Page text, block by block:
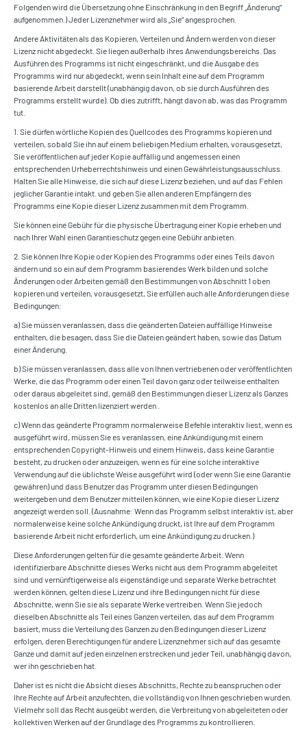
Folgenden wird die Übersetzung ohne Einschränkung in den Begriff „Änderung“
aufgenommen.) Jeder Lizenznehmer wird als „Sie“ angesprochen.
Andere Aktivitäten als das Kopieren, Verteilen und Ändern werden von dieser
Lizenz nicht abgedeckt. Sie liegen außerhalb ihres Anwendungsbereichs. Das
Ausführen des Programms ist nicht eingeschränkt, und die Ausgabe des
Programms wird nur abgedeckt, wenn sein Inhalt eine auf dem Programm
basierende Arbeit darstellt (unabhängig davon, ob sie durch Ausführen des
Programms erstellt wurde). Ob dies zutrifft, hängt davon ab, was das Programm
tut.
1. Sie dürfen wörtliche Kopien des Quellcodes des Programms kopieren und
verteilen, sobald Sie ihn auf einem beliebigen Medium erhalten, vorausgesetzt,
Sie veröffentlichen auf jeder Kopie auffällig und angemessen einen
entsprechenden Urheberrechtshinweis und einen Gewährleistungsausschluss.
Halten Sie alle Hinweise, die sich auf diese Lizenz beziehen, und auf das Fehlen
jeglicher Garantie intakt. und geben Sie allen anderen Empfängern des
Programms eine Kopie dieser Lizenz zusammen mit dem Programm.
Sie können eine Gebühr für die physische Übertragung einer Kopie erheben und
nach Ihrer Wahl einen Garantieschutz gegen eine Gebühr anbieten.
2. Sie können Ihre Kopie oder Kopien des Programms oder eines Teils davon
ändern und so ein auf dem Programm basierendes Werk bilden und solche
Änderungen oder Arbeiten gemäß den Bestimmungen von Abschnitt 1 oben
kopieren und verteilen, vorausgesetzt, Sie erfüllen auch alle Anforderungen diese
Bedingungen:
a) Sie müssen veranlassen, dass die geänderten Dateien auffällige Hinweise
enthalten, die besagen, dass Sie die Dateien geändert haben, sowie das Datum
einer Änderung.
b) Sie müssen veranlassen, dass alle von Ihnen vertriebenen oder veröffentlichten
Werke, die das Programm oder einen Teil davon ganz oder teilweise enthalten
oder daraus abgeleitet sind, gemäß den Bestimmungen dieser Lizenz als Ganzes
kostenlos an alle Dritten lizenziert werden .
c) Wenn das geänderte Programm normalerweise Befehle interaktiv liest, wenn es
ausgeführt wird, müssen Sie es veranlassen, eine Ankündigung mit einem
entsprechenden Copyright-Hinweis und einem Hinweis, dass keine Garantie
besteht, zu drucken oder anzuzeigen, wenn es für eine solche interaktive
Verwendung auf die üblichste Weise ausgeführt wird (oder wenn Sie eine Garantie
gewähren) und dass Benutzer das Programm unter diesen Bedingungen
weitergeben und dem Benutzer mitteilen können, wie eine Kopie dieser Lizenz
angezeigt werden soll. (Ausnahme: Wenn das Programm selbst interaktiv ist, aber
normalerweise keine solche Ankündigung druckt, ist Ihre auf dem Programm
basierende Arbeit nicht erforderlich, um eine Ankündigung zu drucken.)
Diese Anforderungen gelten für die gesamte geänderte Arbeit. Wenn
identifizierbare Abschnitte dieses Werks nicht aus dem Programm abgeleitet
sind und vernünftigerweise als eigenständige und separate Werke betrachtet
werden können, gelten diese Lizenz und ihre Bedingungen nicht für diese
Abschnitte, wenn Sie sie als separate Werke vertreiben. Wenn Sie jedoch
dieselben Abschnitte als Teil eines Ganzen verteilen, das auf dem Programm
basiert, muss die Verteilung des Ganzen zu den Bedingungen dieser Lizenz
erfolgen, deren Berechtigungen für andere Lizenznehmer sich auf das gesamte
Ganze und damit auf jeden einzelnen erstrecken und jeder Teil, unabhängig davon,
wer ihn geschrieben hat.
Daher ist es nicht die Absicht dieses Abschnitts, Rechte zu beanspruchen oder
Ihre Rechte auf Arbeit anzufechten, die vollständig von Ihnen geschrieben wurden.
Vielmehr soll das Recht ausgeübt werden, die Verbreitung von abgeleiteten oder
kollektiven Werken auf der Grundlage des Programms zu kontrollieren.